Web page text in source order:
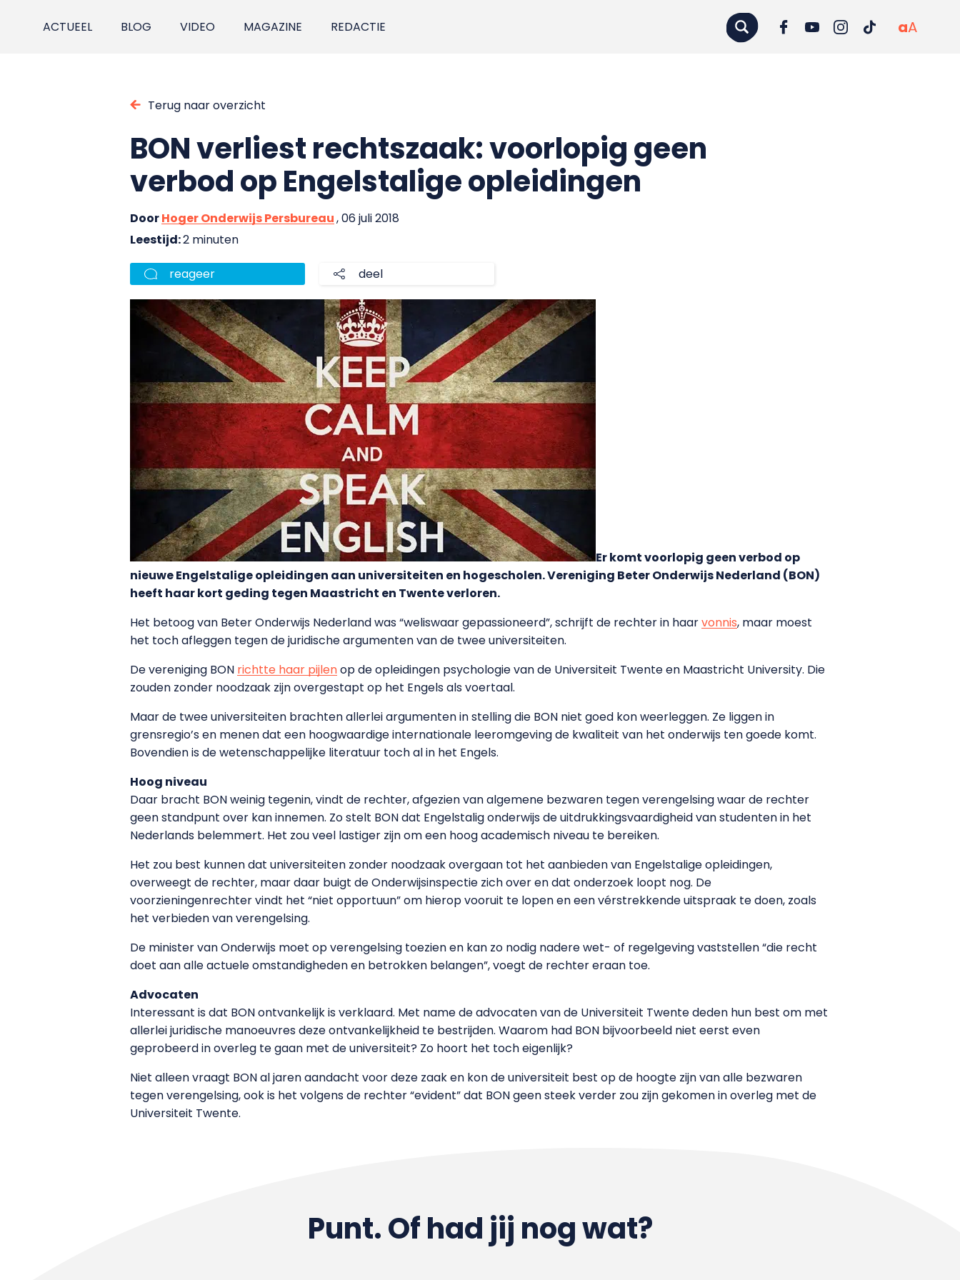
ACTUEEL BLOG VIDEO MAGAZINE REDACTIE aA
Terug naar overzicht
BON verliest rechtszaak: voorlopig geen
verbod op Engelstalige opleidingen
DoorHoger Onderwijs Persbureau, 06 juli 2018
Leestijd:2 minuten
reageer deel
Er komt voorlopig geen verbod op
nieuwe Engelstalige opleidingen aan universiteiten en hogescholen. Vereniging Beter Onderwijs Nederland (BON)
heeft haar kort geding tegen Maastricht en Twente verloren.
Het betoog van Beter Onderwijs Nederland was “weliswaar gepassioneerd”, schrijft de rechter in haarvonnis, maar moest
het toch afleggen tegen de juridische argumenten van de twee universiteiten.
De vereniging BON richtte haar pijlenop de opleidingen psychologie van de Universiteit Twente en Maastricht University. Die
zouden zonder noodzaak zijn overgestapt op het Engels als voertaal.
Maar de twee universiteiten brachten allerlei argumenten in stelling die BON niet goed kon weerleggen. Ze liggen in
grensregio’s en menen dat een hoogwaardige internationale leeromgeving de kwaliteit van het onderwijs ten goede komt.
Bovendien is de wetenschappelijke literatuur toch al in het Engels.
Hoog niveau
Daar bracht BON weinig tegenin, vindt de rechter, afgezien van algemene bezwaren tegen verengelsing waar de rechter
geen standpunt over kan innemen. Zo stelt BON dat Engelstalig onderwijs de uitdrukkingsvaardigheid van studenten in het
Nederlands belemmert. Het zou veel lastiger zijn om een hoog academisch niveau te bereiken.
Het zou best kunnen dat universiteiten zonder noodzaak overgaan tot het aanbieden van Engelstalige opleidingen,
overweegt de rechter, maar daar buigt de Onderwijsinspectie zich over en dat onderzoek loopt nog. De
voorzieningenrechter vindt het “niet opportuun” om hierop vooruit te lopen en een vérstrekkende uitspraak te doen, zoals
het verbieden van verengelsing.
De minister van Onderwijs moet op verengelsing toezien en kan zo nodig nadere wet- of regelgeving vaststellen “die recht
doet aan alle actuele omstandigheden en betrokken belangen”, voegt de rechter eraan toe.
Advocaten
Interessant is dat BON ontvankelijk is verklaard. Met name de advocaten van de Universiteit Twente deden hun best om met
allerlei juridische manoeuvres deze ontvankelijkheid te bestrijden. Waarom had BON bijvoorbeeld niet eerst even
geprobeerd in overleg te gaan met de universiteit? Zo hoort het toch eigenlijk?
Niet alleen vraagt BON al jaren aandacht voor deze zaak en kon de universiteit best op de hoogte zijn van alle bezwaren
tegen verengelsing, ook is het volgens de rechter “evident” dat BON geen steek verder zou zijn gekomen in overleg met de
Universiteit Twente.
Punt. Of had jij nog wat?